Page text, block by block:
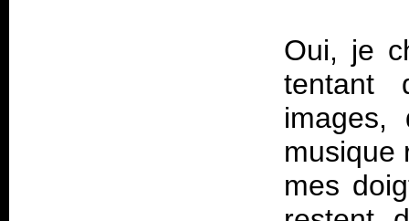
Oui, je
tentant
images,
musique
mes